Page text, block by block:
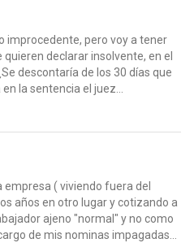
improcedente, pero voy a tener
declarar insolvente, en el
descontaría de los 30 días que
la sentencia el juez...
( viviendo fuera del
años en otro lugar y cotizando a
ajeno "normal" y no como
de mis nominas impagadas...